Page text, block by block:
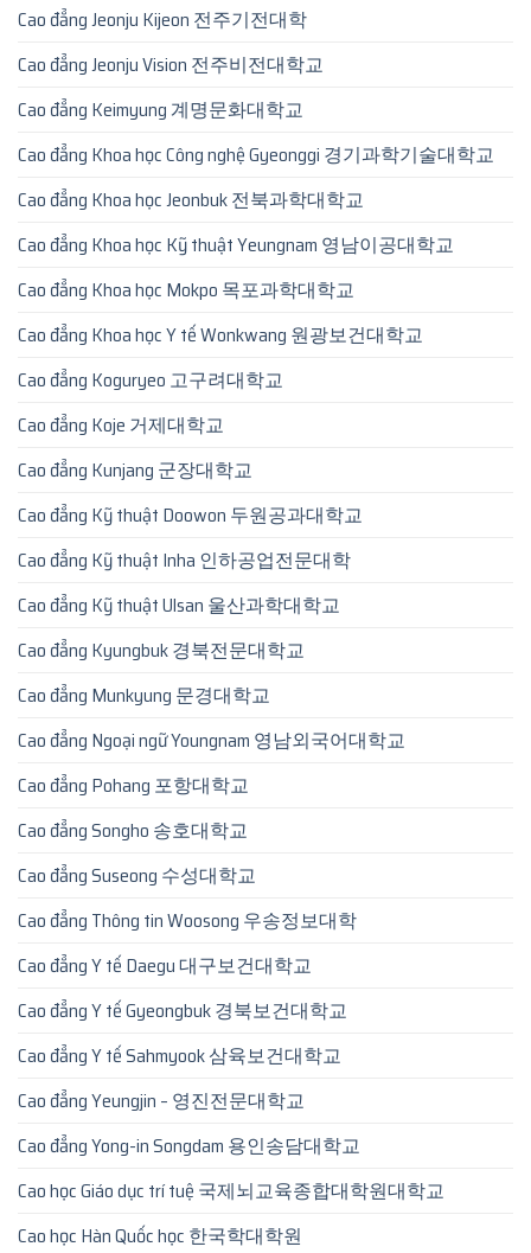
Cao đẳng Jeonju Kijeon 전주기전대학
Cao đẳng Jeonju Vision 전주비전대학교
Cao đẳng Keimyung 계명문화대학교
Cao đẳng Khoa học Công nghệ Gyeonggi 경기과학기술대학교
Cao đẳng Khoa học Jeonbuk 전북과학대학교
Cao đẳng Khoa học Kỹ thuật Yeungnam 영남이공대학교
Cao đẳng Khoa học Mokpo 목포과학대학교
Cao đẳng Khoa học Y tế Wonkwang 원광보건대학교
Cao đẳng Koguryeo 고구려대학교
Cao đẳng Koje 거제대학교
Cao đẳng Kunjang 군장대학교
Cao đẳng Kỹ thuật Doowon 두원공과대학교
Cao đẳng Kỹ thuật Inha 인하공업전문대학
Cao đẳng Kỹ thuật Ulsan 울산과학대학교
Cao đẳng Kyungbuk 경북전문대학교
Cao đẳng Munkyung 문경대학교
Cao đẳng Ngoại ngữ Youngnam 영남외국어대학교
Cao đẳng Pohang 포항대학교
Cao đẳng Songho 송호대학교
Cao đẳng Suseong 수성대학교
Cao đẳng Thông tin Woosong 우송정보대학
Cao đẳng Y tế Daegu 대구보건대학교
Cao đẳng Y tế Gyeongbuk 경북보건대학교
Cao đẳng Y tế Sahmyook 삼육보건대학교
Cao đẳng Yeungjin – 영진전문대학교
Cao đẳng Yong-in Songdam 용인송담대학교
Cao học Giáo dục trí tuệ 국제뇌교육종합대학원대학교
Cao học Hàn Quốc học 한국학대학원